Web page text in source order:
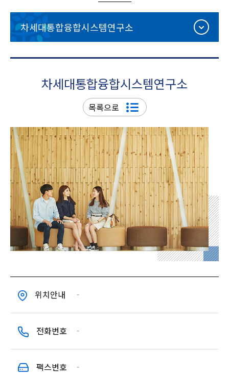
차세대통합융합시스템연구소
차세대통합융합시스템연구소
목록으로
위치안내 -
전화번호 -
팩스번호 -